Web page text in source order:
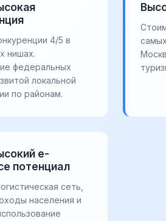
4/5 в
нишах.
федеральных
локальной
по районам.
e-
потенциал
сеть,
населения и